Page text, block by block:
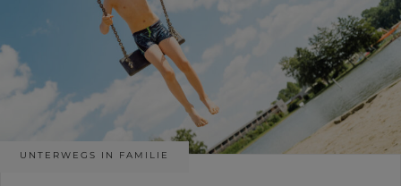
UNTERWEGS IN FAMILIE